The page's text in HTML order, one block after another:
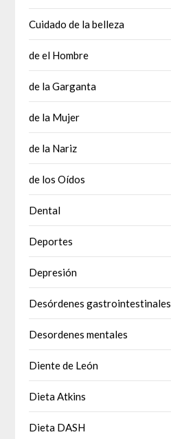
Cuidado de la belleza
de el Hombre
de la Garganta
de la Mujer
de la Nariz
de los Oídos
Dental
Deportes
Depresión
Desórdenes gastrointestinales
Desordenes mentales
Diente de León
Dieta Atkins
Dieta DASH